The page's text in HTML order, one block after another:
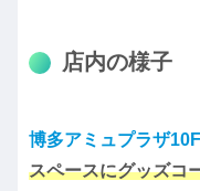
店内の様子
博多アミュプラザ10F
スペースにグッズコ